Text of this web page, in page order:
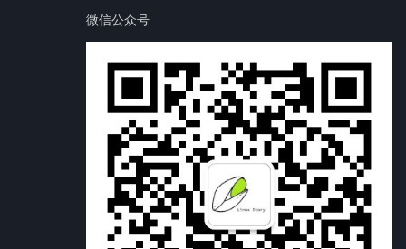
微信公众号